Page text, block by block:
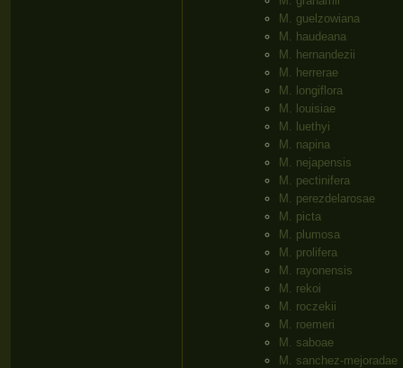
M. guelzowiana
M. haudeana
M. hernandezii
M. herrerae
M. longiflora
M. louisiae
M. luethyi
M. napina
M. nejapensis
M. pectinifera
M. perezdelarosae
M. picta
M. plumosa
M. prolifera
M. rayonensis
M. rekoi
M. roczekii
M. roemeri
M. saboae
M. sanchez-mejoradae